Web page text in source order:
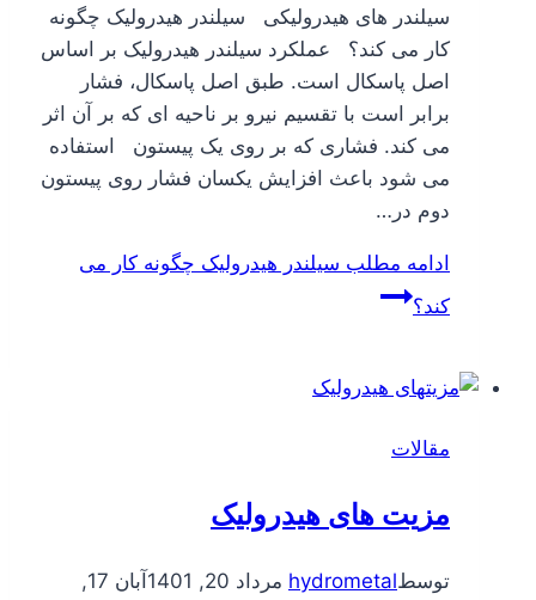
سیلندر های هیدرولیکی سیلندر هیدرولیک چگونه
کار می کند؟ عملکرد سیلندر هیدرولیک بر اساس
اصل پاسکال است. طبق اصل پاسکال، فشار
برابر است با تقسیم نیرو بر ناحیه ای که بر آن اثر
می کند. فشاری که بر روی یک پیستون استفاده
می شود باعث افزایش یکسان فشار روی پیستون
دوم در…
ادامه مطلب سیلندر هیدرولیک چگونه کار می
کند؟
مقالات
مزیت های هیدرولیک
توسطhydrometal مرداد 20, 1401
آبان 17,